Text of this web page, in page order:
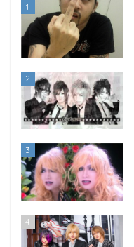
1
2
3
4